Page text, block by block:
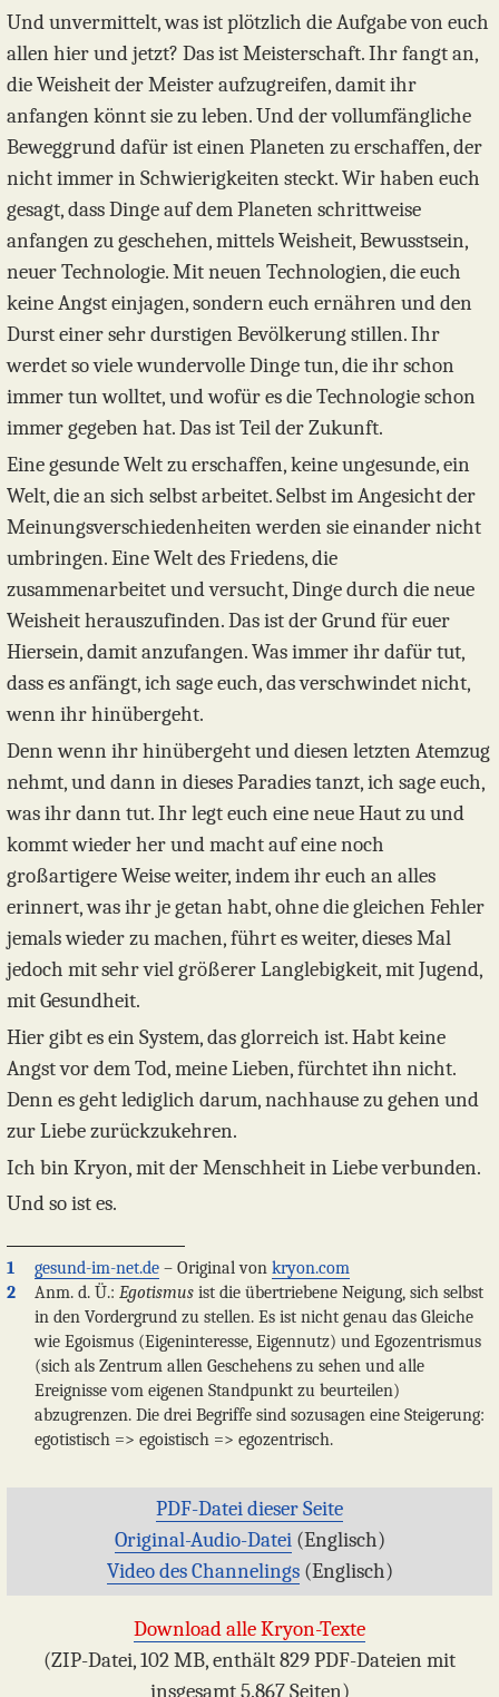
Und unvermittelt, was ist plötzlich die Aufgabe von euch
allen hier und jetzt? Das ist Meisterschaft. Ihr fangt an,
die Weisheit der Meister aufzugreifen, damit ihr
anfangen könnt sie zu leben. Und der vollumfängliche
Beweggrund dafür ist einen Planeten zu erschaffen, der
nicht immer in Schwierigkeiten steckt. Wir haben euch
gesagt, dass Dinge auf dem Planeten schrittweise
anfangen zu geschehen, mittels Weisheit, Bewusstsein,
neuer Technologie. Mit neuen Technologien, die euch
keine Angst einjagen, sondern euch ernähren und den
Durst einer sehr durstigen Bevölkerung stillen. Ihr
werdet so viele wundervolle Dinge tun, die ihr schon
immer tun wolltet, und wofür es die Technologie schon
immer gegeben hat. Das ist Teil der Zukunft.
Eine gesunde Welt zu erschaffen, keine ungesunde, ein
Welt, die an sich selbst arbeitet. Selbst im Angesicht der
Meinungsverschiedenheiten werden sie einander nicht
umbringen. Eine Welt des Friedens, die
zusammenarbeitet und versucht, Dinge durch die neue
Weisheit herauszufinden. Das ist der Grund für euer
Hiersein, damit anzufangen. Was immer ihr dafür tut,
dass es anfängt, ich sage euch, das verschwindet nicht,
wenn ihr hinübergeht.
Denn wenn ihr hinübergeht und diesen letzten Atemzug
nehmt, und dann in dieses Paradies tanzt, ich sage euch,
was ihr dann tut. Ihr legt euch eine neue Haut zu und
kommt wieder her und macht auf eine noch
großartigere Weise weiter, indem ihr euch an alles
erinnert, was ihr je getan habt, ohne die gleichen Fehler
jemals wieder zu machen, führt es weiter, dieses Mal
jedoch mit sehr viel größerer Langlebigkeit, mit Jugend,
mit Gesundheit.
Hier gibt es ein System, das glorreich ist. Habt keine
Angst vor dem Tod, meine Lieben, fürchtet ihn nicht.
Denn es geht lediglich darum, nachhause zu gehen und
zur Liebe zurückzukehren.
Ich bin Kryon, mit der Menschheit in Liebe verbunden.
Und so ist es.
1 gesund-im-net.de – Original von kryon.com
2
Anm. d. Ü.: Egotismus ist die übertriebene Neigung, sich selbst
in den Vordergrund zu stellen. Es ist nicht genau das Gleiche
wie Egoismus (Eigeninteresse, Eigennutz) und Egozentrismus
(sich als Zentrum allen Geschehens zu sehen und alle
Ereignisse vom eigenen Standpunkt zu beurteilen)
abzugrenzen. Die drei Begriffe sind sozusagen eine Steigerung:
egotistisch => egoistisch => egozentrisch.
PDF-Datei dieser Seite
Original-Audio-Datei(Englisch)
Video des Channelings(Englisch)
Download alle Kryon-Texte
(ZIP-Datei, 102 MB, enthält 829 PDF-Dateien mit
insgesamt 5.867 Seiten)